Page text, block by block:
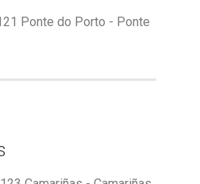
Ponte do Porto - Ponte